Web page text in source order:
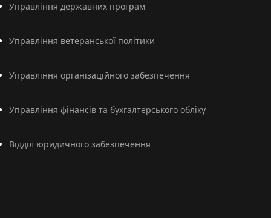
Управління державних програм
Управління ветеранської політики
Управління організаційного забезпечення
Управління фінансів та бухгалтерського обліку
Відділ юридичного забезпечення